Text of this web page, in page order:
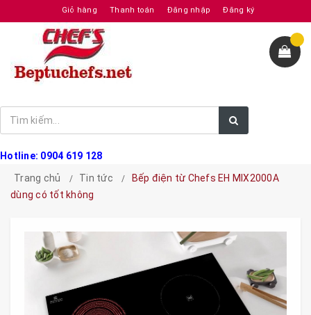
Giỏ hàng Thanh toán Đăng nhập Đăng ký
Hotline: 0904 619 128
Trang chủ
Tin tức
Bếp điện từ Chefs EH MIX2000A
dùng có tốt không